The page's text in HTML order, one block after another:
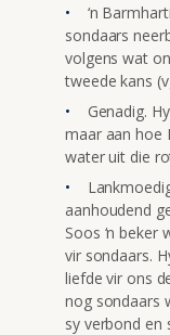
‘n
sondaars
volgens wat
tweede kans
Genadig.
maar aan hoe
water uit die
aanhoudend
Soos ‘n
vir sondaars.
liefde vir ons
nog sondaars
sy verbond en